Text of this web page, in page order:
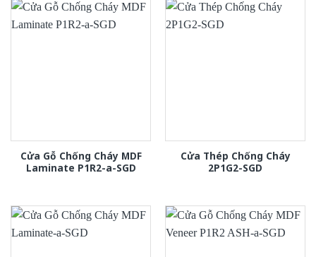
Cửa Gỗ Chống Cháy MDF
Laminate P1R2-a-SGD
Cửa Thép Chống Cháy
2P1G2-SGD